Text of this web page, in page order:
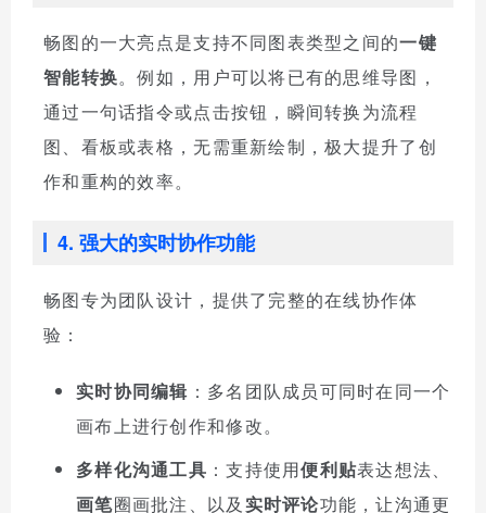
畅图的一大亮点是支持不同图表类型之间的一键
智能转换。例如，用户可以将已有的思维导图，
通过一句话指令或点击按钮，瞬间转换为流程
图、看板或表格，无需重新绘制，极大提升了创
作和重构的效率。
4. 强大的实时协作功能
畅图专为团队设计，提供了完整的在线协作体
验：
实时协同编辑 ：多名团队成员可同时在同一个
画布上进行创作和修改。
多样化沟通工具 ：支持使用便利贴表达想法、
画笔圈画批注、以及 实时评论功能，让沟通更